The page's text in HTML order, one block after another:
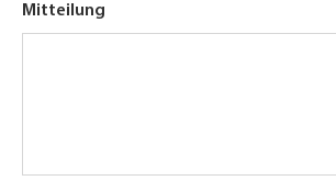
Mitteilung